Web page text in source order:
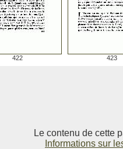
422 423
Le contenu de cette
Informations sur